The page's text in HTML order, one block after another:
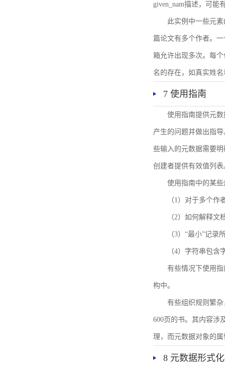
given_nam描述，可能
此实例中一些元
篇论文有多个作者。
箱允许出现多次。每
名的存在，如真实姓
7 使用指南
使用指南提供元
产生的问题并做出指
些输入的元数据需要
创建者提供有效值列表
使用指南中的某
（1）对于多个作
（2）如何解释文
（3）“最小”记录
（4）字符串包含
有些情况下使用
构中。
有些组织规则繁
600页的书。其内容涉
理，而元数据对象的
8 元数据形式